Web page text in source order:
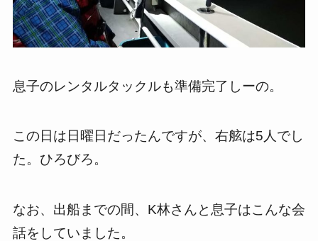
息子のレンタルタックルも準備完了しーの。
この日は日曜日だったんですが、右舷は5人でし
た。ひろびろ。
なお、出船までの間、 K林さんと息子はこんな会
話をしていました。